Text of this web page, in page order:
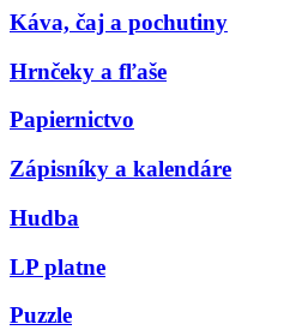
Káva, čaj a pochutiny
Hrnčeky a fľaše
Papiernictvo
Zápisníky a kalendáre
Hudba
LP platne
Puzzle